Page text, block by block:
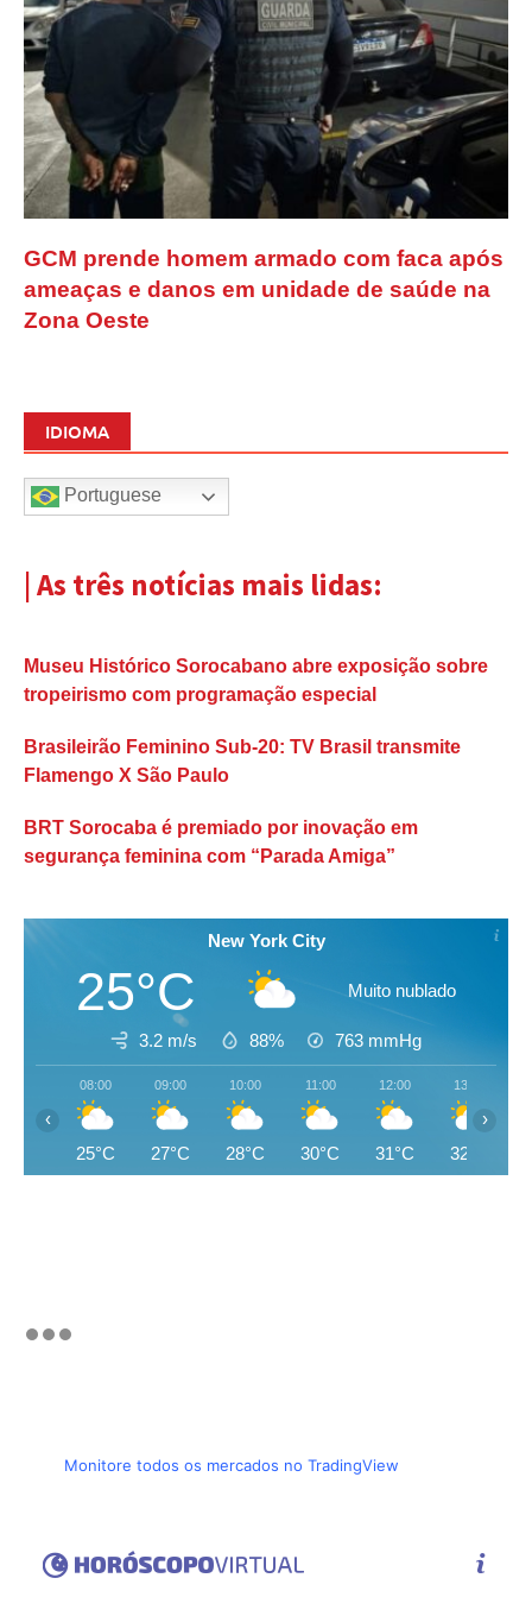
GCM prende homem armado com faca após
ameaças e danos em unidade de saúde na
Zona Oeste
IDIOMA
Portuguese
| As três notícias mais lidas:
Museu Histórico Sorocabano abre exposição sobre
tropeirismo com programação especial
Brasileirão Feminino Sub-20: TV Brasil transmite
Flamengo X São Paulo
BRT Sorocaba é premiado por inovação em
segurança feminina com “Parada Amiga”
New York City
25°C Muito nublado
3.2 m/s 88% 763 mmHg
08:00
25°C
09:00
27°C
10:00
28°C
11:00
30°C
12:00
31°C
13:00
32°C
‹ ›
Monitore todos os mercados no TradingView